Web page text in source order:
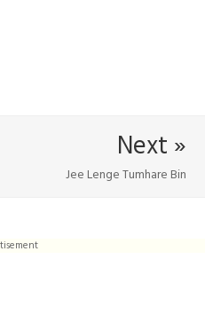
Next »
Jee Lenge Tumhare Bin